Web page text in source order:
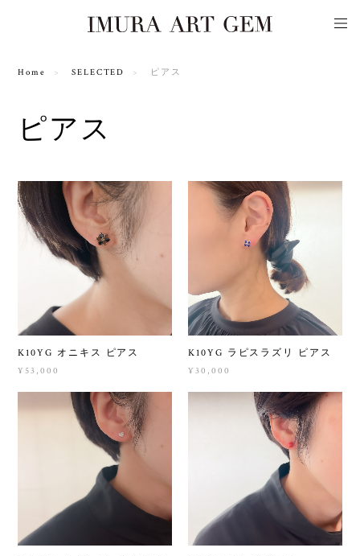
Home SELECTED ピアス
ピアス
K10YG オニキス ピアス
¥53,000
K10YG ラピスラズリ ピアス
¥30,000